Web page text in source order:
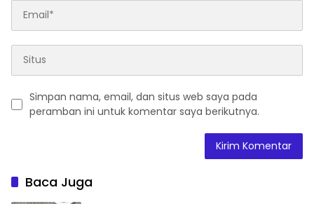
Simpan nama, email, dan situs web saya pada
peramban ini untuk komentar saya berikutnya.
Baca Juga